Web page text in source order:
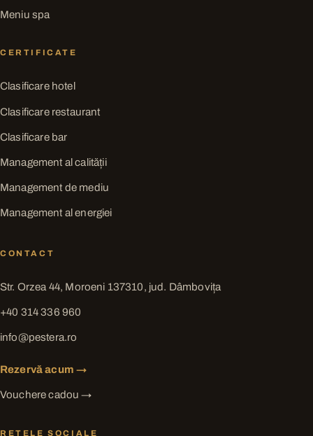
Meniu spa
CERTIFICATE
Clasificare hotel
Clasificare restaurant
Clasificare bar
Management al calității
Management de mediu
Management al energiei
CONTACT
Str. Orzea 44, Moroeni 137310, jud. Dâmbovița
+40 314 336 960
info@pestera.ro
Rezervă acum →
Vouchere cadou →
REȚELE SOCIALE